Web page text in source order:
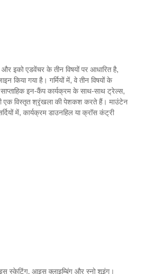
और इको एडवेंचर के तीन विषयों पर आधारित है,
गया है। गर्मियों में, वे तीन विषयों के
साप्ताहिक इन-कैंप कार्यक्रम के साथ-साथ ट्रेल्स,
की एक विस्तृत श्रृंखला की पेशकश करते हैं। माउंटेन
में, कार्यक्रम डाउनहिल या क्रॉस कंट्री
स्केटिंग, आइस क्लाइम्बिंग और स्नो शूइंग।